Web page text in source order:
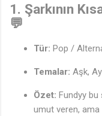
1. Şarkının
💬
Tür: Pop /
Temalar: Aşk,
Özet: Fundyy bu
umut veren,